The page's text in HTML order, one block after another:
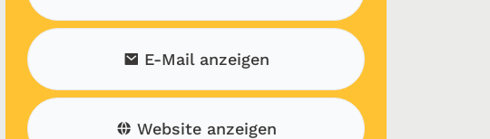
E-Mail anzeigen
Website anzeigen